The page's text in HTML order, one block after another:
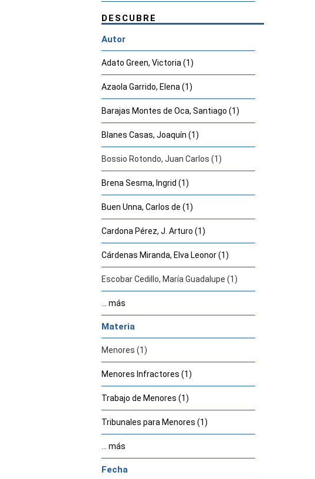
DESCUBRE
Autor
Adato Green, Victoria (1)
Azaola Garrido, Elena (1)
Barajas Montes de Oca, Santiago (1)
Blanes Casas, Joaquín (1)
Bossio Rotondo, Juan Carlos (1)
Brena Sesma, Ingrid (1)
Buen Unna, Carlos de (1)
Cardona Pérez, J. Arturo (1)
Cárdenas Miranda, Elva Leonor (1)
Escobar Cedillo, María Guadalupe (1)
... más
Materia
Menores (1)
Menores Infractores (1)
Trabajo de Menores (1)
Tribunales para Menores (1)
... más
Fecha